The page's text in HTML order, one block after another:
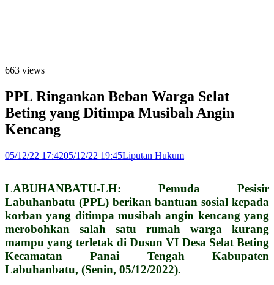
663 views
PPL Ringankan Beban Warga Selat
Beting yang Ditimpa Musibah Angin
Kencang
05/12/22 17:4205/12/22 19:45Liputan Hukum
LABUHANBATU-LH: Pemuda Pesisir
Labuhanbatu (PPL) berikan bantuan sosial kepada
korban yang ditimpa musibah angin kencang yang
merobohkan salah satu rumah warga kurang
mampu yang terletak di Dusun VI Desa Selat Beting
Kecamatan Panai Tengah Kabupaten
Labuhanbatu, (Senin, 05/12/2022).